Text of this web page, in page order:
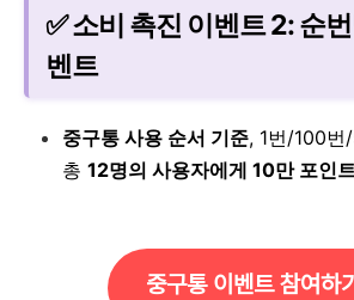
✅ 소비 촉진 이벤트 2: 순
벤트
중구통 사용 순서 기준, 1번/100
총 12명의 사용자에게 10만 포인
중구통 이벤트 참여하